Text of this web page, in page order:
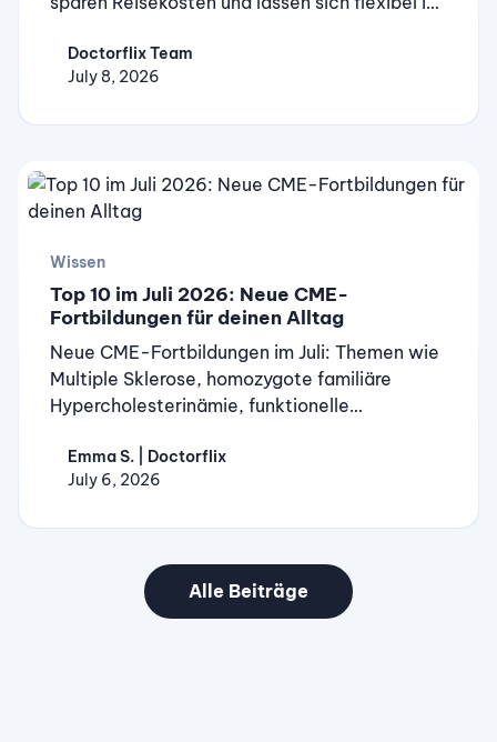
Überblick.
Doctorflix Team
July 8, 2026
Wissen
Top 10 im Juli 2026: Neue CME-
Fortbildungen für deinen Alltag
Neue CME-Fortbildungen im Juli: Themen wie
Multiple Sklerose, homozygote familiäre
Hypercholesterinämie, funktionelle
Kostenlos auf Doctorflix.
Emma S. | Doctorflix
July 6, 2026
Alle Beiträge